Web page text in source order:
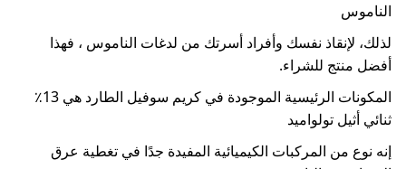
الناموس
لذلك، لإنقاذ نفسك وأفراد أسرتك من لدغات الناموس ، فهذا
أفضل منتج للشراء.
المكونات الرئيسية الموجودة في كريم سوفيل الطارد هي 13٪
ثنائي أثيل تولواميد
إنه نوع من المركبات الكيميائية المفيدة جدًا في تغطية عرق